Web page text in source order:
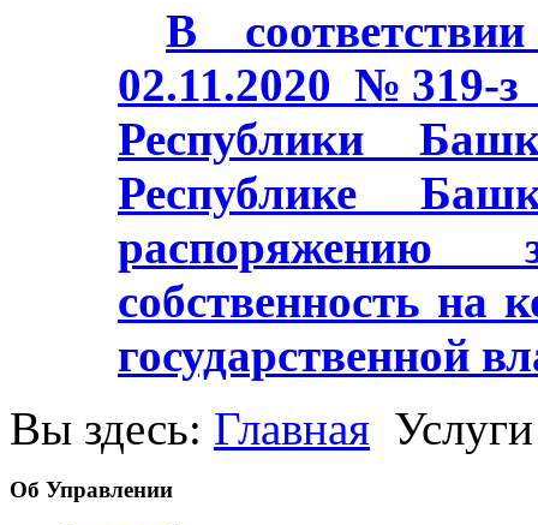
В
02.11.2020 №319-
Республики
Республике
распоряжению
собственность на
государственной
Вы здесь: Главная
Об Управлении